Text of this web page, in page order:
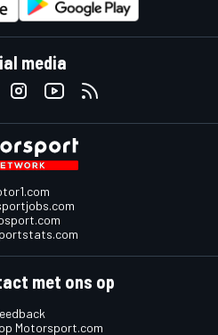
media
met ons op
Motorsport.com